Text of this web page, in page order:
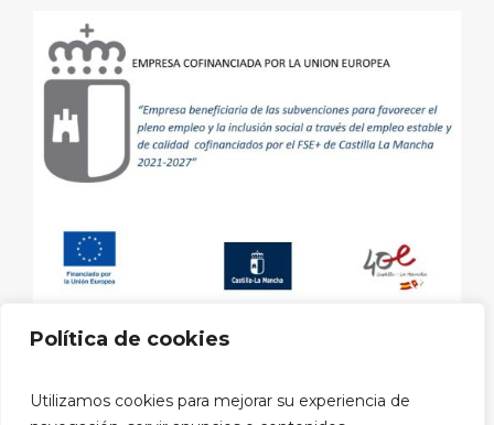
Política de cookies
Utilizamos cookies para mejorar su experiencia de
Política privacidad RRSS